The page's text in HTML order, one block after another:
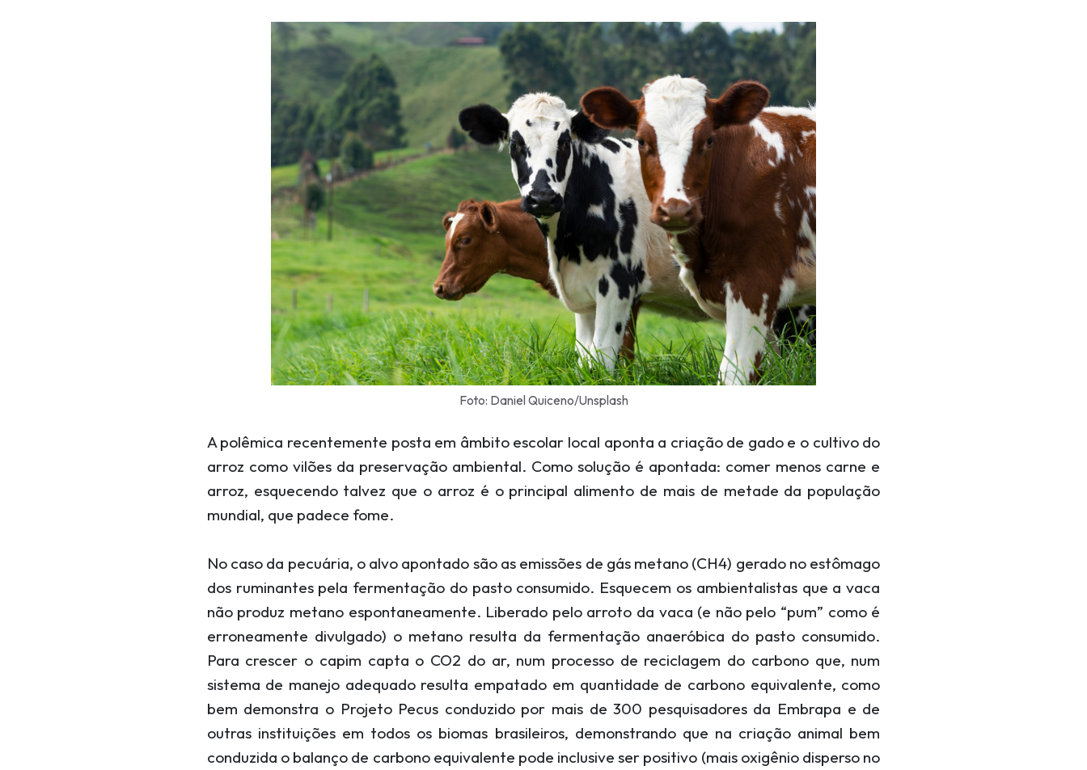
Foto: Daniel Quiceno/Unsplash
A polêmica recentemente posta em âmbito escolar local aponta a criação de gado e o cultivo do
arroz como vilões da preservação ambiental. Como solução é apontada: comer menos carne e
arroz, esquecendo talvez que o arroz é o principal alimento de mais de metade da população
mundial, que padece fome.
No caso da pecuária, o alvo apontado são as emissões de gás metano (CH4) gerado no estômago
dos ruminantes pela fermentação do pasto consumido. Esquecem os ambientalistas que a vaca
não produz metano espontaneamente. Liberado pelo arroto da vaca (e não pelo “pum” como é
erroneamente divulgado) o metano resulta da fermentação anaeróbica do pasto consumido.
Para crescer o capim capta o CO2 do ar, num processo de reciclagem do carbono que, num
sistema de manejo adequado resulta empatado em quantidade de carbono equivalente, como
bem demonstra o Projeto Pecus conduzido por mais de 300 pesquisadores da Embrapa e de
outras instituições em todos os biomas brasileiros, demonstrando que na criação animal bem
conduzida o balanço de carbono equivalente pode inclusive ser positivo (mais oxigênio disperso no